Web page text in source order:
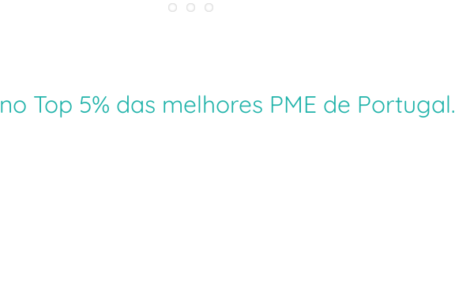
no Top 5% das melhores PME de Portugal.